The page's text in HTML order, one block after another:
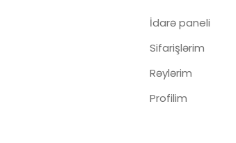
İdarə paneli
Sifarişlərim
Rəylərim
Profilim